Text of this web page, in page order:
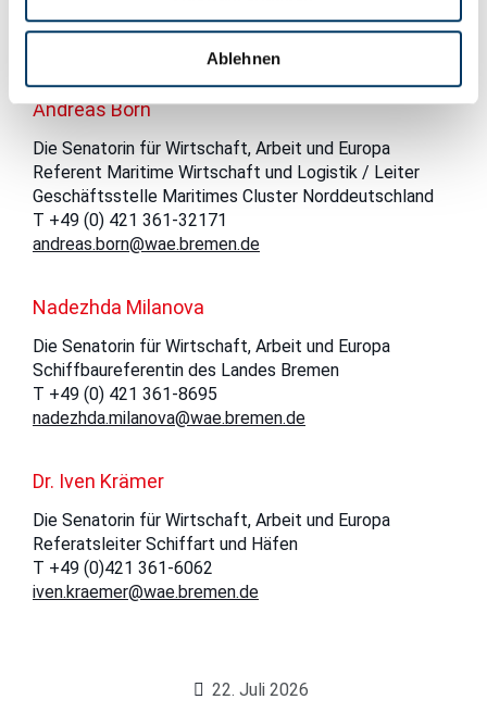
Ablehnen
T +49 (0) 421 9600-340
Andreas Born
Die Senatorin für Wirtschaft, Arbeit und Europa
Referent Maritime Wirtschaft und Logistik / Leiter
Geschäftsstelle Maritimes Cluster Norddeutschland
T +49 (0) 421 361-32171
andreas.born@wae.bremen.de
Nadezhda Milanova
Die Senatorin für Wirtschaft, Arbeit und Europa
Schiffbaureferentin des Landes Bremen
T +49 (0) 421 361-8695
nadezhda.milanova@wae.bremen.de
Dr. Iven Krämer
Die Senatorin für Wirtschaft, Arbeit und Europa
Referatsleiter Schiffart und Häfen
T +49 (0)421 361-6062
iven.kraemer@wae.bremen.de
22. Juli 2026